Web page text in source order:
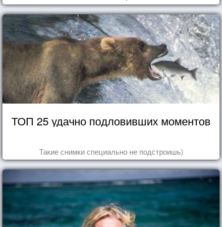
ТОП 25 удачно подловивших моментов
Такие снимки специально не подстроишь)